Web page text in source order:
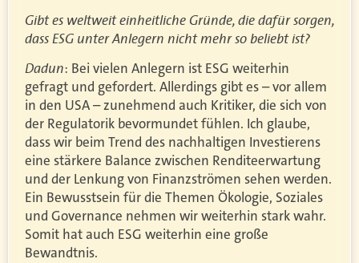
Gibt es weltweit einheitliche Gründe, die dafür sorgen,
dass ESG unter Anlegern nicht mehr so beliebt ist?
Dadun: Bei vielen Anlegern ist ESG weiterhin
gefragt und gefordert. Allerdings gibt es – vor allem
in den USA – zunehmend auch Kritiker, die sich von
der Regulatorik bevormundet fühlen. Ich glaube,
dass wir beim Trend des nachhaltigen Investierens
eine stärkere Balance zwischen Renditeerwartung
und der Lenkung von Finanzströmen sehen werden.
Ein Bewusstsein für die Themen Ökologie, Soziales
und Governance nehmen wir weiterhin stark wahr.
Somit hat auch ESG weiterhin eine große
Bewandtnis.